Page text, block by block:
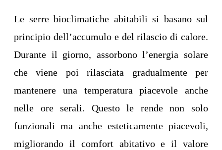
Le serre bioclimatiche abitabili si basano sul
principio dell’accumulo e del rilascio di calore.
Durante il giorno, assorbono l’energia solare
che viene poi rilasciata gradualmente per
mantenere una temperatura piacevole anche
nelle ore serali. Questo le rende non solo
funzionali ma anche esteticamente piacevoli,
migliorando il comfort abitativo e il valore